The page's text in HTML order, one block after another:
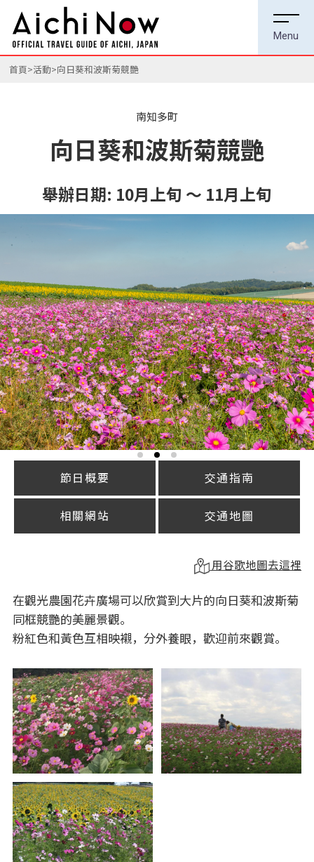
首頁 活動 向日葵和波斯菊競艷
南知多町
向日葵和波斯菊競艷
舉辦日期: 10月上旬 ～ 11月上旬
節日概要 交通指南
相關網站 交通地圖
用谷歌地圖去這裡
在觀光農園花卉廣場可以欣賞到大片的向日葵和波斯菊
同框競艷的美麗景觀。
粉紅色和黃色互相映襯，分外養眼，歡迎前來觀賞。